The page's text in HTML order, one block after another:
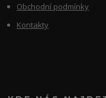
Obchodní podmínky
Kontakty